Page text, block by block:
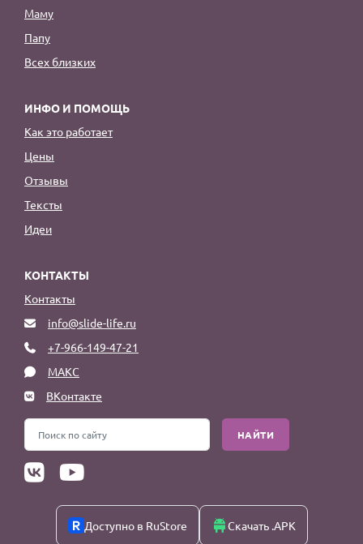
Маму
Папу
Всех близких
ИНФО И ПОМОЩЬ
Как это работает
Цены
Отзывы
Тексты
Идеи
КОНТАКТЫ
Контакты
info@slide-life.ru
+7-966-149-47-21
МАКС
ВКонтакте
НАЙТИ
Доступно в RuStore Скачать .APK